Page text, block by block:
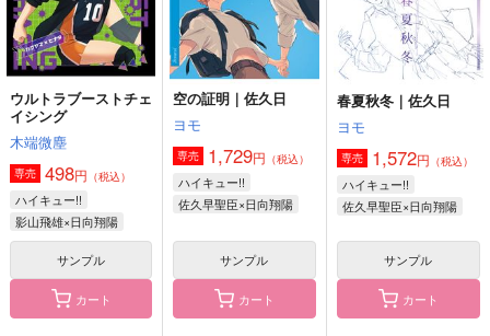
サンプル
作品詳細
サンプル
作品詳細
サンプル
作品詳細
ウルトラブーストチェ
イシング
木端微塵
専売 498円 （税込）
ハイキュー!!
影山飛雄×日向翔陽
サンプル
カート
空の証明｜佐久日
ヨモ
専売 1,729円 （税込）
ハイキュー!!
佐久早聖臣×日向翔陽
サンプル
カート
春夏秋冬｜佐久日
ヨモ
専売 1,572円 （税込）
ハイキュー!!
佐久早聖臣×日向翔陽
サンプル
カート